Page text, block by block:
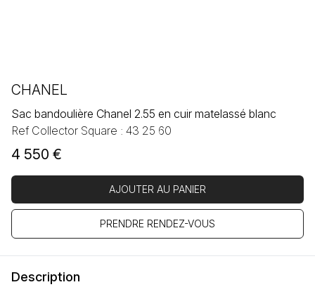
CHANEL
Sac bandoulière Chanel 2.55 en cuir matelassé blanc
Ref Collector Square : 43 25 60
4 550 €
AJOUTER AU PANIER
PRENDRE RENDEZ-VOUS
Description